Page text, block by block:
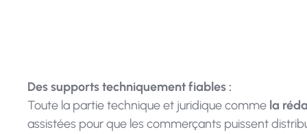
Des supports techniquement fiables :
Toute la partie technique et juridique comme la
assistées pour que les commerçants puissent